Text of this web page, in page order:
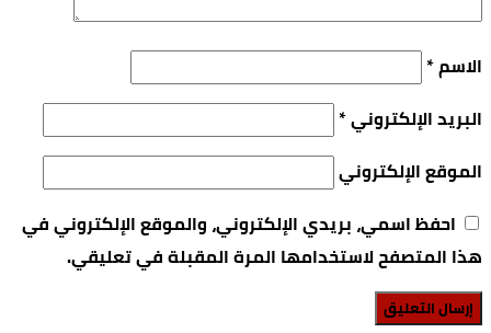
الاسم*
البريد الإلكتروني*
الموقع الإلكتروني
احفظ اسمي، بريدي الإلكتروني، والموقع الإلكتروني في
هذا المتصفح لاستخدامها المرة المقبلة في تعليقي.